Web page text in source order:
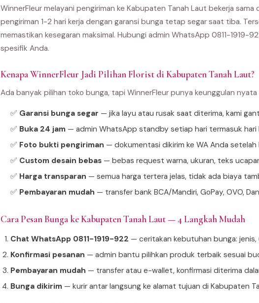
WinnerFleur melayani pengiriman ke Kabupaten Tanah Laut bekerja
pengiriman 1-2 hari kerja dengan garansi bunga tetap segar saat tiba.
memastikan kesegaran maksimal. Hubungi admin WhatsApp 0811-1919-
spesifik Anda.
Kenapa WinnerFleur Jadi Pilihan Florist di Kabupaten Tanah Laut?
Ada banyak pilihan toko bunga, tapi WinnerFleur punya keunggulan
✅ Garansi bunga segar — jika layu atau rusak saat diterima, kami
✅ Buka 24 jam — admin WhatsApp standby setiap hari termasuk hari
✅ Foto bukti pengiriman — dokumentasi dikirim ke WA Anda
✅ Custom desain bebas — bebas request warna, ukuran, teks
✅ Harga transparan — semua harga tertera jelas, tidak ada biaya
✅ Pembayaran mudah — transfer bank BCA/Mandiri, GoPay, OVO,
Cara Pesan Bunga ke Kabupaten Tanah Laut — 4 Langkah Mudah
Chat WhatsApp 0811-1919-922 — ceritakan kebutuhan bunga:
Konfirmasi pesanan — admin bantu pilihkan produk terbaik sesuai
Pembayaran mudah — transfer atau e-wallet, konfirmasi diterima
Bunga dikirim — kurir antar langsung ke alamat tujuan di Kabupaten